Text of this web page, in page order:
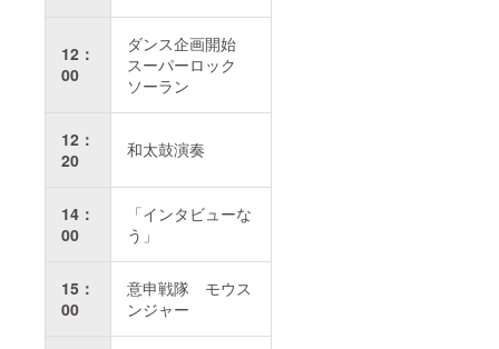
12：
00
ダンス企画開始
スーパーロック
ソーラン
12：
20
和太鼓演奏
14：
00
「インタビューな
う」
15：
00
意申戦隊 モウス
ンジャー